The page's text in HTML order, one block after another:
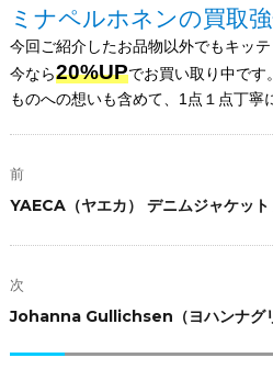
ミナペルホネンの買取
今回ご紹介したお品物以外でもキッ
今なら20%UPでお買い取り中です
ものへの想いも含めて、1点１点丁寧
稿
ナ
ゲ
ー
シ
ョ
ン
前
前
稿:
YAECA（ヤエカ） デニムジャケッ
次
次
Johanna Gullichsen（ヨハンナグ